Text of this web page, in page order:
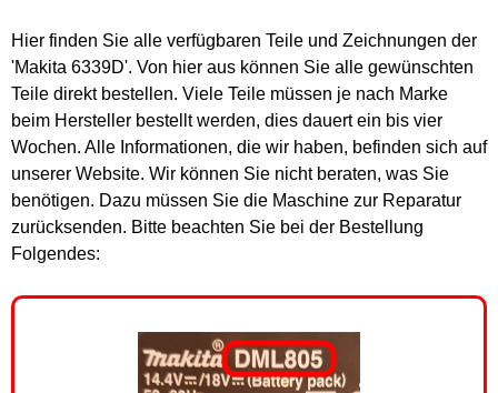
Hier finden Sie alle verfügbaren Teile und Zeichnungen der
'Makita 6339D'. Von hier aus können Sie alle gewünschten
Teile direkt bestellen. Viele Teile müssen je nach Marke
beim Hersteller bestellt werden, dies dauert ein bis vier
Wochen. Alle Informationen, die wir haben, befinden sich auf
unserer Website. Wir können Sie nicht beraten, was Sie
benötigen. Dazu müssen Sie die Maschine zur Reparatur
zurücksenden. Bitte beachten Sie bei der Bestellung
Folgendes: